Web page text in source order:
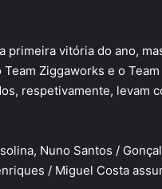
primeira vitória do ano,
Ziggaworks e o Team
respetivamente, levam
Nuno Santos /
/ Miguel Costa